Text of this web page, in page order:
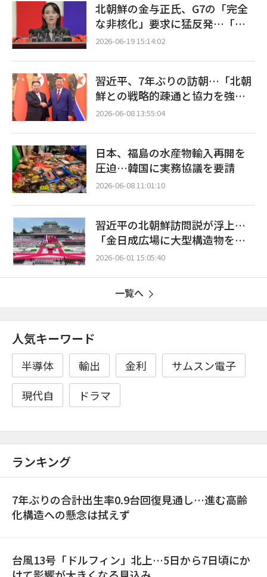
北朝鮮の金与正氏、G7の「完全
な非核化」要求に猛反発…「越
権行為、断固として糾弾」
2026-06-19 15:14:02
習近平、7年ぶりの訪朝…「北朝
鮮との戦略的疎通と協力を強
化」
2026-06-08 13:55:04
日本、福島の水産物輸入再開を
圧迫…韓国に実務協議を要請
2026-06-08 11:01:10
習近平の北朝鮮訪問説が浮上…
「金日成広場に大型構造物を設
置中」
2026-06-01 15:05:40
一覧へ
人気キーワード
半導体 輸出 金利
サムスン電子
現代自
ドラマ
ランキング
7年ぶりの合計出生率0.9台回復見通し…進む高齢
化構造への懸念は拭えず
台風13号「ドルフィン」北上…5日から7日頃にか